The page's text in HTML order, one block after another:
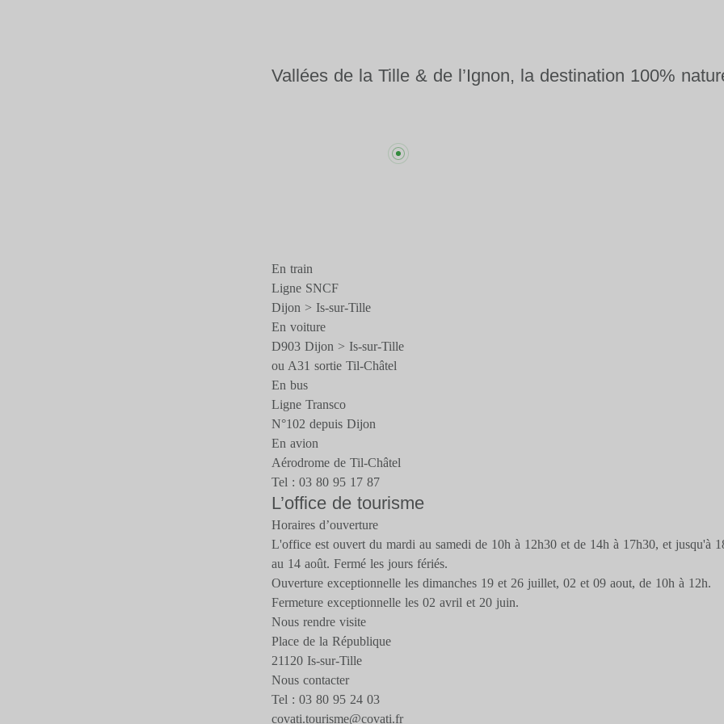
Vallées de la Tille & de l’Ignon, la destination 100%
En train
Ligne SNCF
Dijon > Is-sur-Tille
En voiture
D903 Dijon > Is-sur-Tille
ou A31 sortie Til-Châtel
En bus
Ligne Transco
N°102 depuis Dijon
En avion
Aérodrome de Til-Châtel
Tel : 03 80 95 17 87
L’office de tourisme
Horaires d’ouverture
L'office est ouvert du mardi au samedi de 10h à 12h30 et de 14h à 17h30, et jusqu'à
au 14 août. Fermé les jours fériés.
Ouverture exceptionnelle les dimanches 19 et 26 juillet, 02 et 09 aout, de 10h à 12h.
Fermeture exceptionnelle les 02 avril et 20 juin.
Nous rendre visite
Place de la République
21120 Is-sur-Tille
Nous contacter
Tel : 03 80 95 24 03
covati.tourisme@covati.fr